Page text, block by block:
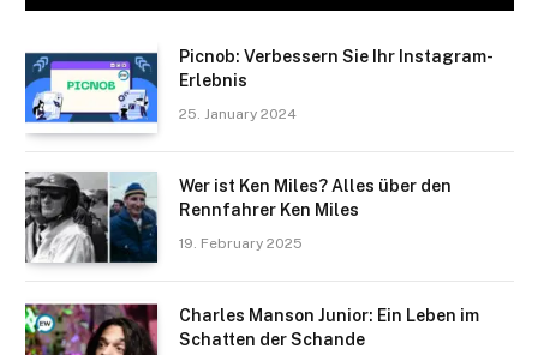
Picnob: Verbessern Sie Ihr Instagram-
Erlebnis
25. January 2024
Wer ist Ken Miles? Alles über den
Rennfahrer Ken Miles
19. February 2025
Charles Manson Junior: Ein Leben im
Schatten der Schande